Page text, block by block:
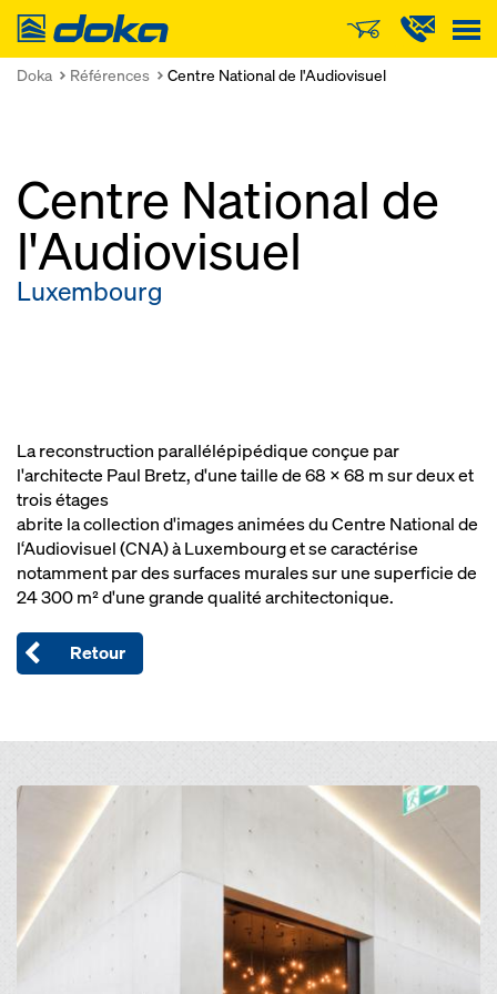
Doka
Doka Références Centre National de l'Audiovisuel
Centre National de
l'Audiovisuel
Luxembourg
La reconstruction parallélépipédique conçue par
l'architecte Paul Bretz, d'une taille de 68 x 68 m sur deux et
trois étages
abrite la collection d'images animées du Centre National de
l‘Audiovisuel (CNA) à Luxembourg et se caractérise
notamment par des surfaces murales sur une superficie de
24 300 m² d'une grande qualité architectonique.
Retour
Open